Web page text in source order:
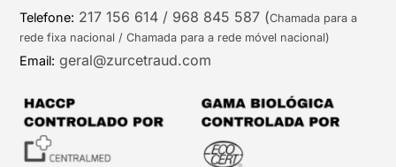
Telefone: 217 156 614 / 968 845 587 (Chamada para a
rede fixa nacional / Chamada para a rede móvel nacional)
Email: geral@zurcetraud.com